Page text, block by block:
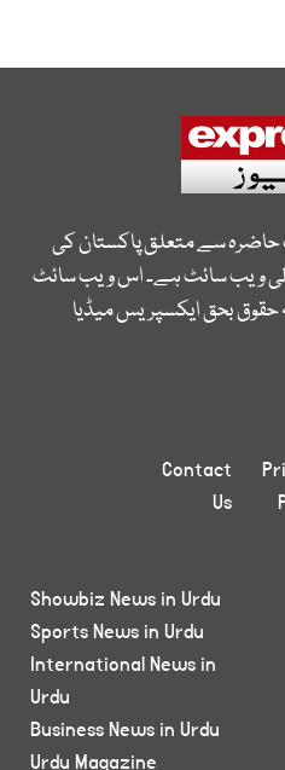
حاضرہ سے متعلق پاکستان کی
ویب سائٹ ہے۔ اس ویب سائٹ
حقوق بحق ایکسپریس میڈیا
Contact
Us
Showbiz News in Urdu
Sports News in Urdu
International News in
Urdu
Business News in Urdu
Urdu Magazine